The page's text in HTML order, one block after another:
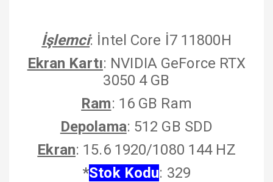
İşlemci: İntel Core İ7 11800H
Ekran Kartı: NVIDIA GeForce RTX
3050 4 GB
Ram: 16 GB Ram
Depolama: 512 GB SDD
Ekran: 15.6 1920/1080 144 HZ
*Stok Kodu: 329